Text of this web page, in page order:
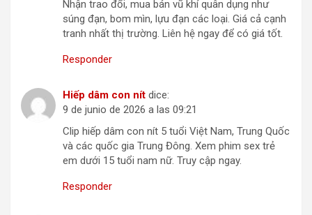
Nhận trao đổi, mua bán vũ khí quân dụng như
súng đạn, bom mìn, lựu đạn các loại. Giá cả cạnh
tranh nhất thị trường. Liên hệ ngay để có giá tốt.
Responder
Hiếp dâm con nít dice:
9 de junio de 2026 a las 09:21
Clip hiếp dâm con nít 5 tuổi Việt Nam, Trung Quốc
và các quốc gia Trung Đông. Xem phim sex trẻ
em dưới 15 tuổi nam nữ. Truy cập ngay.
Responder